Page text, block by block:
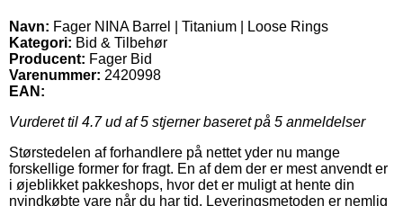
Navn: Fager NINA Barrel | Titanium | Loose Rings
Kategori: Bid & Tilbehør
Producent: Fager Bid
Varenummer: 2420998
EAN:
Vurderet til 4.7ud af 5 stjerner baseret på 5 anmeldelser
Størstedelen af forhandlere på nettet yder nu mange
forskellige former for fragt. En af dem der er mest anvendt er
i øjeblikket pakkeshops, hvor det er muligt at hente din
nyindkøbte vare når du har tid. Leveringsmetoden er nemlig